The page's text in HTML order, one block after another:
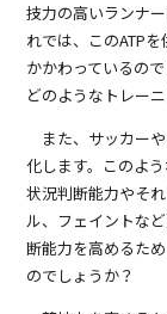
技力の高いランナ
れでは、このATP
かかわっているの
どのようなトレー
また、サッカー
化します。このよ
状況判断能力やそ
ル、フェイントな
断能力を高めるた
のでしょうか？